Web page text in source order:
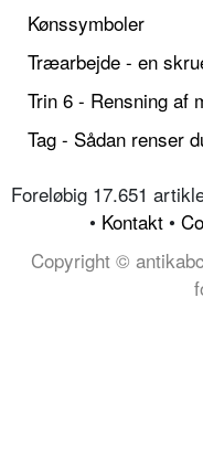
Kønssymboler
Træarbejde - en
Trin 6 - Rensning af
Tag - Sådan renser
Foreløbig 17.651
• Kontakt •
Copyright ©